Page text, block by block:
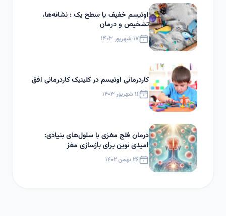
اوتیسم خفیف یا سطح یک : نشانه‌ها،
تشخیص و درمان
۱۷ شهریور ۱۴۰۳
کاردرمانی اوتیسم در کلینیک کاردرمانی افق
۱۱ شهریور ۱۴۰۳
درمان فلج مغزی با سلول‌های بنیادی:
امیدی نوین برای بازسازی مغز
۲۶ بهمن ۱۴۰۲